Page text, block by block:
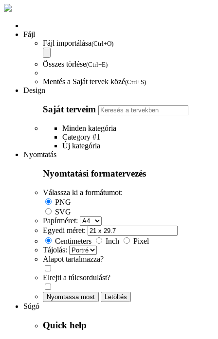
Fájl
Fájl importálása(Ctrl+O)
Összes törlése(Ctrl+E)
Mentés a Saját tervek közé(Ctrl+S)
Design
Saját terveim
Minden kategória
Category #1
Új kategória
Nyomtatás
Nyomtatási formatervezés
Válassza ki a formátumot:
PNG
SVG
Papírméret:
Egyedi méret:
Centimeters
Inch
Pixel
Tájolás:
Alapot tartalmazza?
Elrejti a túlcsordulást?
Nyomtassa most Letöltés
Súgó
Quick help